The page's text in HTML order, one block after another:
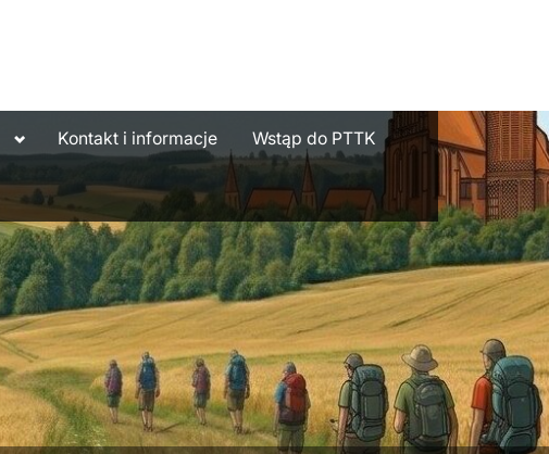
Toggle
sub-
Kontakt i informacje Wstąp do PTTK